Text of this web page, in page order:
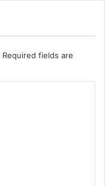
Required fields are